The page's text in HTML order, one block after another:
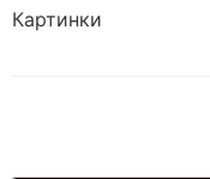
Картинки